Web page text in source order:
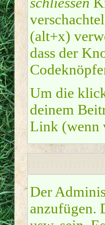
(alt+x)
dass der
Um die
deinem
Link (wenn
Der
anzufügen.